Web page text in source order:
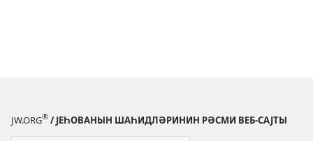
JW.ORG® / ЈЕҺОВАНЫН ШАҺИДЛӘРИНИН РӘСМИ ВЕБ-САЈТЫ